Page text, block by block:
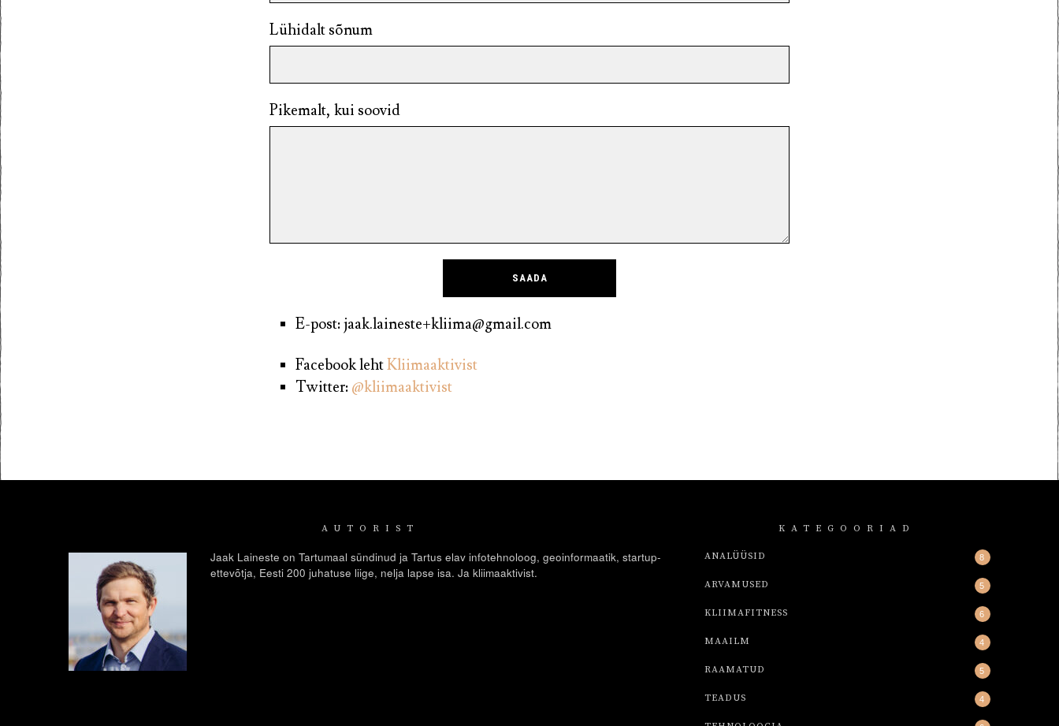
Lühidalt sõnum
Pikemalt, kui soovid
E-post: jaak.laineste+kliima@gmail.com
Facebook lehtKliimaaktivist
Twitter: @kliimaaktivist
AUTORIST
Jaak Laineste on Tartumaal sündinud ja Tartus elav infotehnoloog, geoinformaatik, startup-
ettevõtja, Eesti 200 juhatuse liige, nelja lapse isa. Ja kliimaaktivist.
KATEGOORIAD
ANALÜÜSID 8
ARVAMUSED 5
KLIIMAFITNESS 6
MAAILM 4
RAAMATUD 5
TEADUS 4